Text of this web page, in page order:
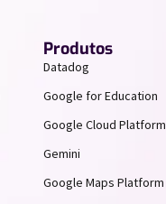
Produtos
Datadog
Google for Education
Google Cloud Platform
Gemini
Google Maps Platform